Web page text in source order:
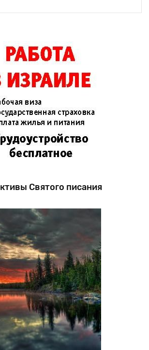
Святого писания